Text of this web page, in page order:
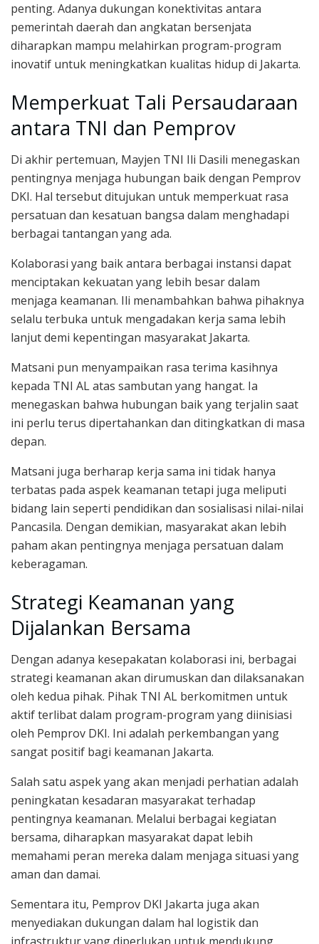
penting. Adanya dukungan konektivitas antara
pemerintah daerah dan angkatan bersenjata
diharapkan mampu melahirkan program-program
inovatif untuk meningkatkan kualitas hidup di Jakarta.
Memperkuat Tali Persaudaraan
antara TNI dan Pemprov
Di akhir pertemuan, Mayjen TNI Ili Dasili menegaskan
pentingnya menjaga hubungan baik dengan Pemprov
DKI. Hal tersebut ditujukan untuk memperkuat rasa
persatuan dan kesatuan bangsa dalam menghadapi
berbagai tantangan yang ada.
Kolaborasi yang baik antara berbagai instansi dapat
menciptakan kekuatan yang lebih besar dalam
menjaga keamanan. Ili menambahkan bahwa pihaknya
selalu terbuka untuk mengadakan kerja sama lebih
lanjut demi kepentingan masyarakat Jakarta.
Matsani pun menyampaikan rasa terima kasihnya
kepada TNI AL atas sambutan yang hangat. Ia
menegaskan bahwa hubungan baik yang terjalin saat
ini perlu terus dipertahankan dan ditingkatkan di masa
depan.
Matsani juga berharap kerja sama ini tidak hanya
terbatas pada aspek keamanan tetapi juga meliputi
bidang lain seperti pendidikan dan sosialisasi nilai-nilai
Pancasila. Dengan demikian, masyarakat akan lebih
paham akan pentingnya menjaga persatuan dalam
keberagaman.
Strategi Keamanan yang
Dijalankan Bersama
Dengan adanya kesepakatan kolaborasi ini, berbagai
strategi keamanan akan dirumuskan dan dilaksanakan
oleh kedua pihak. Pihak TNI AL berkomitmen untuk
aktif terlibat dalam program-program yang diinisiasi
oleh Pemprov DKI. Ini adalah perkembangan yang
sangat positif bagi keamanan Jakarta.
Salah satu aspek yang akan menjadi perhatian adalah
peningkatan kesadaran masyarakat terhadap
pentingnya keamanan. Melalui berbagai kegiatan
bersama, diharapkan masyarakat dapat lebih
memahami peran mereka dalam menjaga situasi yang
aman dan damai.
Sementara itu, Pemprov DKI Jakarta juga akan
menyediakan dukungan dalam hal logistik dan